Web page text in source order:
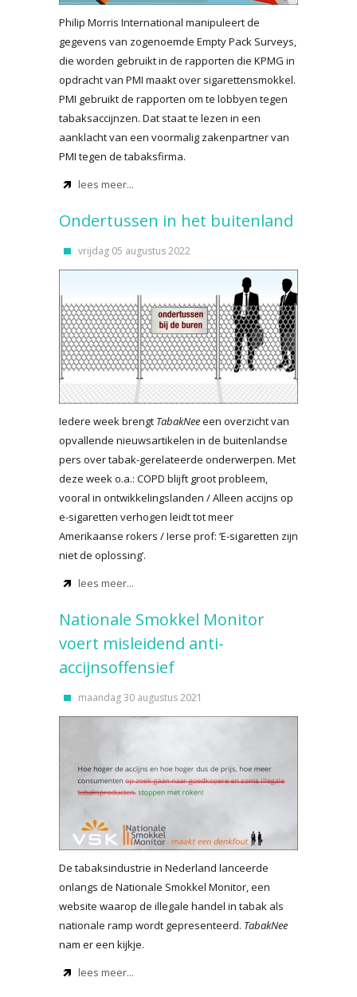
Philip Morris International manipuleert de
gegevens van zogenoemde Empty Pack Surveys,
die worden gebruikt in de rapporten die KPMG in
opdracht van PMI maakt over sigarettensmokkel.
PMI gebruikt de rapporten om te lobbyen tegen
tabaksaccijnzen. Dat staat te lezen in een
aanklacht van een voormalig zakenpartner van
PMI tegen de tabaksfirma.
lees meer...
Ondertussen in het buitenland
vrijdag 05 augustus 2022
Iedere week brengt TabakNeeeen overzicht van
opvallende nieuwsartikelen in de buitenlandse
pers over tabak-gerelateerde onderwerpen. Met
deze week o.a.: COPD blijft groot probleem,
vooral in ontwikkelingslanden / Alleen accijns op
e-sigaretten verhogen leidt tot meer
Amerikaanse rokers / Ierse prof: ‘E-sigaretten zijn
niet de oplossing’.
lees meer...
Nationale Smokkel Monitor
voert misleidend anti-
accijnsoffensief
maandag 30 augustus 2021
De tabaksindustrie in Nederland lanceerde
onlangs de Nationale Smokkel Monitor, een
website waarop de illegale handel in tabak als
nationale ramp wordt gepresenteerd. TabakNee
nam er een kijkje.
lees meer...